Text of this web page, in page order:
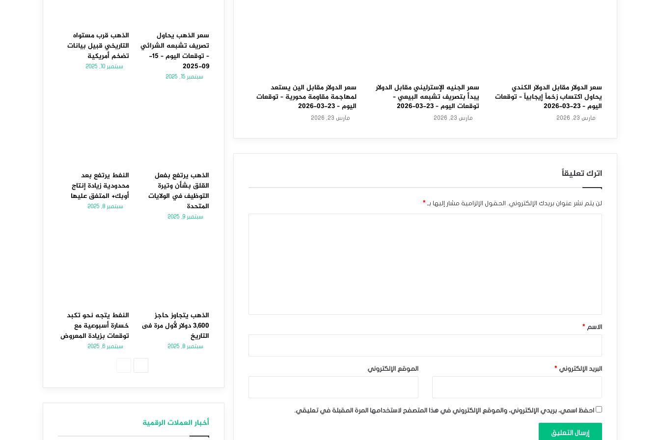
د
ي
ي
ح
ت
ا
ج
ح
ج
ا
ب
ي
–
ت
و
سعر الدولار مقابل الدولار الكندي
يحاول اكتساب زخماً إيجابياً – توقعات
اليوم – 23-03-2026
مارس 23, 2026
سعر الجنيه الإسترليني مقابل الدولار
يبدأ بتصريف تشبعه البيعي –
توقعات اليوم – 23-03-2026
مارس 23, 2026
سعر الدولار مقابل الين يستعد
لمهاجمة مقاومة محورية – توقعات
اليوم – 23-03-2026
مارس 23, 2026
اترك تعليقاً
لن يتم نشر عنوان بريدك الإلكتروني. الحقول الإلزامية مشار إليها بـ *
*الاسم *
البريد الإلكتروني * الموقع الإلكتروني
احفظ اسمي، بريدي الإلكتروني، والموقع الإلكتروني في هذا المتصفح لاستخدامها المرة المقبلة في تعليقي.
سعر الذهب يحاول
تصريف تشبعه الشرائي
– توقعات اليوم – 15-
09-2025
سبتمبر 15, 2025
الذهب قرب مستواه
التاريخي قبيل بيانات
تضخم أمريكية
سبتمبر 10, 2025
الذهب يرتفع بفعل
القلق بشأن وتيرة
التوظيف في الولايات
المتحدة
سبتمبر 9, 2025
النفط يرتفع بعد
محدودية زيادة إنتاج
أوبك+ المتفق عليها
سبتمبر 8, 2025
الذهب يتجاوز حاجز
3,600 دولار لأول مرة فى
التاريخ
سبتمبر 8, 2025
النفط يتجه نحو تكبد
خسارة أسبوعية مع
توقعات بزيادة المعروض
سبتمبر 6, 2025
أخبار العملات الرقمية